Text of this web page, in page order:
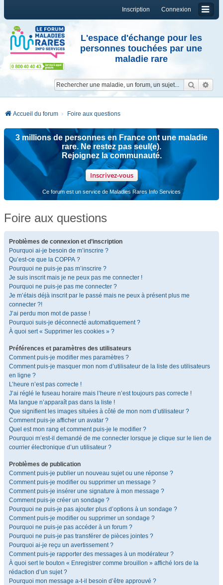
Connexion
Inscription
L'espace d'échange pour les
personnes touchées par une
maladie rare
Accueil du forum Foire aux questions
3 millions de personnes en France ont une maladie
rare. Ne restez pas seul(e).
Rejoignez la communauté.
Inscrivez-vous
Ce forum est un service de Maladies Rares Info Services
Foire aux questions
Problèmes de connexion et d’inscription
Pourquoi ai-je besoin de m’inscrire ?
Qu’est-ce que la COPPA ?
Pourquoi ne puis-je pas m’inscrire ?
Je suis inscrit mais je ne peux pas me connecter !
Pourquoi ne puis-je pas me connecter ?
Je m’étais déjà inscrit par le passé mais ne peux à présent plus me
connecter ?!
J’ai perdu mon mot de passe !
Pourquoi suis-je déconnecté automatiquement ?
À quoi sert « Supprimer les cookies » ?
Préférences et paramètres des utilisateurs
Comment puis-je modifier mes paramètres ?
Comment puis-je masquer mon nom d’utilisateur de la liste des utilisateurs
en ligne ?
L’heure n’est pas correcte !
J’ai réglé le fuseau horaire mais l’heure n’est toujours pas correcte !
Ma langue n’apparaît pas dans la liste !
Que signifient les images situées à côté de mon nom d’utilisateur ?
Comment puis-je afficher un avatar ?
Quel est mon rang et comment puis-je le modifier ?
Pourquoi m’est-il demandé de me connecter lorsque je clique sur le lien de
courrier électronique d’un utilisateur ?
Problèmes de publication
Comment puis-je publier un nouveau sujet ou une réponse ?
Comment puis-je modifier ou supprimer un message ?
Comment puis-je insérer une signature à mon message ?
Comment puis-je créer un sondage ?
Pourquoi ne puis-je pas ajouter plus d’options à un sondage ?
Comment puis-je modifier ou supprimer un sondage ?
Pourquoi ne puis-je pas accéder à un forum ?
Pourquoi ne puis-je pas transférer de pièces jointes ?
Pourquoi ai-je reçu un avertissement ?
Comment puis-je rapporter des messages à un modérateur ?
À quoi sert le bouton « Enregistrer comme brouillon » affiché lors de la
rédaction d’un sujet ?
Pourquoi mon message a-t-il besoin d’être approuvé ?